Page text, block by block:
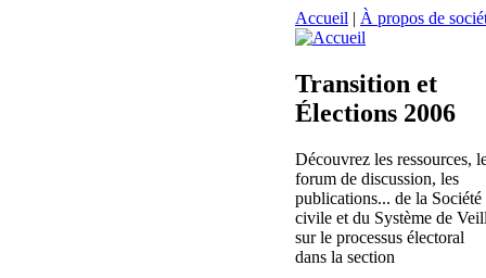
Accueil | À propos de
Transition et
Élections 2006
Découvrez les ressources,
forum de discussion, les
publications... de la Société
civile et du Système de
sur le processus électoral
dans la section